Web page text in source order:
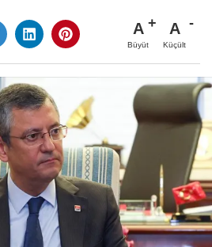
A
Büyüt
A
Küçült